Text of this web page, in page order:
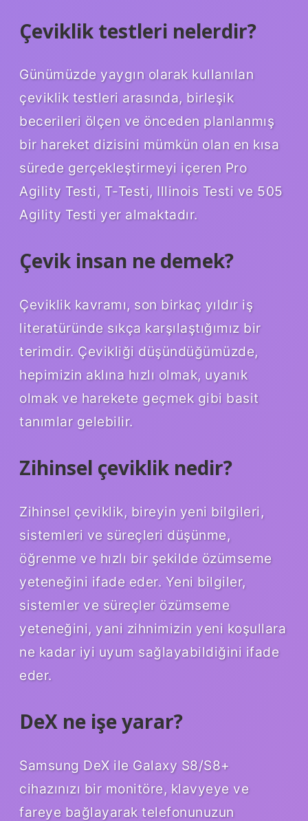
Çeviklik testleri nelerdir?
Günümüzde yaygın olarak kullanılan
çeviklik testleri arasında, birleşik
becerileri ölçen ve önceden planlanmış
bir hareket dizisini mümkün olan en kısa
sürede gerçekleştirmeyi içeren Pro
Agility Testi, T-Testi, Illinois Testi ve 505
Agility Testi yer almaktadır.
Çevik insan ne demek?
Çeviklik kavramı, son birkaç yıldır iş
literatüründe sıkça karşılaştığımız bir
terimdir. Çevikliği düşündüğümüzde,
hepimizin aklına hızlı olmak, uyanık
olmak ve harekete geçmek gibi basit
tanımlar gelebilir.
Zihinsel çeviklik nedir?
Zihinsel çeviklik, bireyin yeni bilgileri,
sistemleri ve süreçleri düşünme,
öğrenme ve hızlı bir şekilde özümseme
yeteneğini ifade eder. Yeni bilgiler,
sistemler ve süreçler özümseme
yeteneğini, yani zihnimizin yeni koşullara
ne kadar iyi uyum sağlayabildiğini ifade
eder.
DeX ne işe yarar?
Samsung DeX ile Galaxy S8/S8+
cihazınızı bir monitöre, klavyeye ve
fareye bağlayarak telefonunuzun